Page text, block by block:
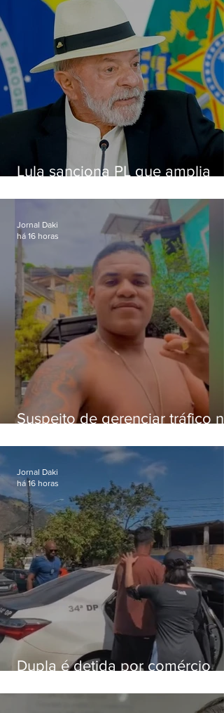
Lula sanciona PL que amplia
crianças
Suspeito de gerenciar tráfico na
foragido
Jornal Daki
há 16 horas
Dupla é detida por comércio
Bangu
Jornal Daki
há 16 horas